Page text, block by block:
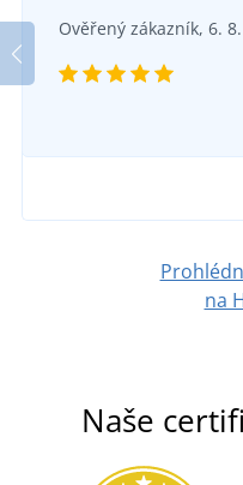
Ověřený zákazník, 6.
na
Naše